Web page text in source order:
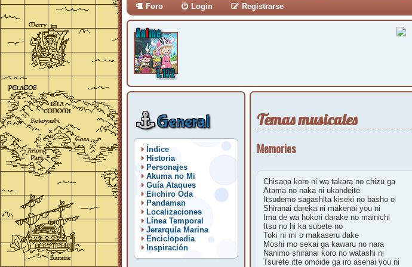
Foro Login Registrarse
General
Índice
Historia
Personajes
Akuma no Mi
Guía Ataques
Eiichiro Oda
Pandaman
Localizaciones
Línea Temporal
Jerarquía Marina
Enciclopedia
Inspiración
Temas musicales
Memories
Chisana koro ni wa takara no chizu ga
Atama no naka ni ukandeite
Itsudemo sagashita kiseki no basho o
Shiranai dareka ni makenai you ni
Ima de wa hokori darake no mainichi
Itsu no hi ka subete no
Toki ni mi o makaseru dake
Moshi mo sekai ga kawaru no nara
Nanimo shiranai koro no watashi ni
Tsurete itte omoide ga iro asenai you ni